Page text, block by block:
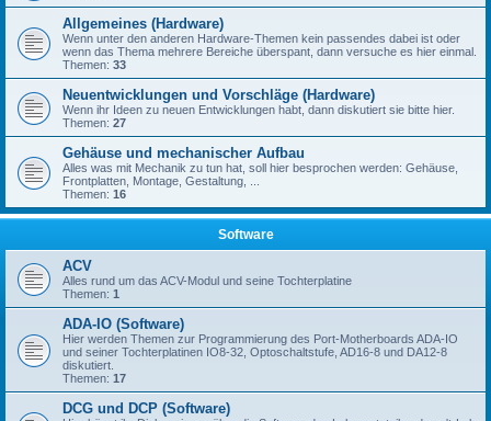
Allgemeines (Hardware)
Wenn unter den anderen Hardware-Themen kein passendes dabei ist oder
wenn das Thema mehrere Bereiche überspant, dann versuche es hier einmal.
Themen: 33
Neuentwicklungen und Vorschläge (Hardware)
Wenn ihr Ideen zu neuen Entwicklungen habt, dann diskutiert sie bitte hier.
Themen: 27
Gehäuse und mechanischer Aufbau
Alles was mit Mechanik zu tun hat, soll hier besprochen werden: Gehäuse,
Frontplatten, Montage, Gestaltung, ...
Themen: 16
Software
ACV
Alles rund um das ACV-Modul und seine Tochterplatine
Themen: 1
ADA-IO (Software)
Hier werden Themen zur Programmierung des Port-Motherboards ADA-IO
und seiner Tochterplatinen IO8-32, Optoschaltstufe, AD16-8 und DA12-8
diskutiert.
Themen: 17
DCG und DCP (Software)